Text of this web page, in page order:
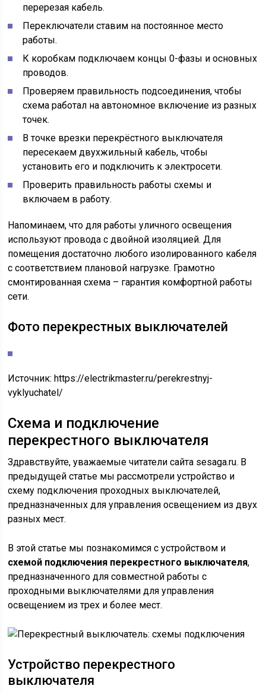
перерезая кабель.
Переключатели ставим на постоянное место
работы.
К коробкам подключаем концы 0-фазы и основных
проводов.
Проверяем правильность подсоединения, чтобы
схема работал на автономное включение из разных
точек.
В точке врезки перекрёстного выключателя
пересекаем двухжильный кабель, чтобы
установить его и подключить к электросети.
Проверить правильность работы схемы и
включаем в работу.
Напоминаем, что для работы уличного освещения
используют провода с двойной изоляцией. Для
помещения достаточно любого изолированного кабеля
с соответствием плановой нагрузке. Грамотно
смонтированная схема – гарантия комфортной работы
сети.
Фото перекрестных выключателей
Источник:https://electrikmaster.ru/perekrestnyj-
vyklyuchatel/
Схема и подключение
перекрестного выключателя
Здравствуйте, уважаемые читатели сайта sesaga.ru. В
предыдущей статье мы рассмотрели устройство и
схему подключения проходных выключателей,
предназначенных для управления освещением из двух
разных мест.
В этой статье мы познакомимся с устройством и
схемой подключения перекрестного выключателя,
предназначенного для совместной работы с
проходными выключателями для управления
освещением из трех и более мест.
Устройство перекрестного
выключателя